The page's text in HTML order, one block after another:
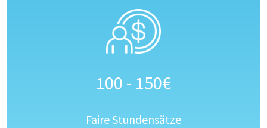
100 - 150€
Faire Stundensätze